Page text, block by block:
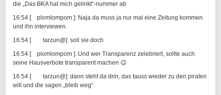
die „Das BKA hat mich gelinkt“-nummer ab
16:54 [ plomlompom ]: Naja da muss ja nur mal eine Zeitung kommen
und ihn interviewen.
16:54 [ tarzun@]: soll sie doch
16:54 [ plomlompom ]: Und wer Transparenz zelebriert, sollte auch
seine Hausverbote transparent machen 😉
16:54 [ tarzun@]: dann steht da drin, das tauss wieder zu den piraten
will und die sagen „bleib weg“